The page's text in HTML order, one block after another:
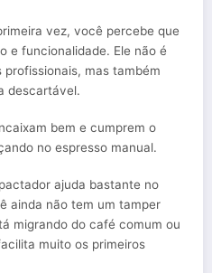
vez, você percebe que
e funcionalidade. Ele não é
mas também
descartável.
bem e cumprem o
no espresso manual.
ajuda bastante no
ainda não tem um tamper
migrando do café comum ou
muito os primeiros